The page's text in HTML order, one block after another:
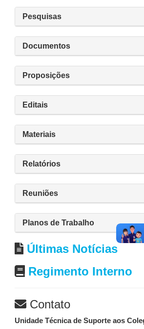
Pesquisas
Documentos
Proposições
Editais
Materiais
Relatórios
Reuniões
Planos de Trabalho
Últimas Notícias
Regimento Interno
Contato
Unidade Técnica de Suporte aos